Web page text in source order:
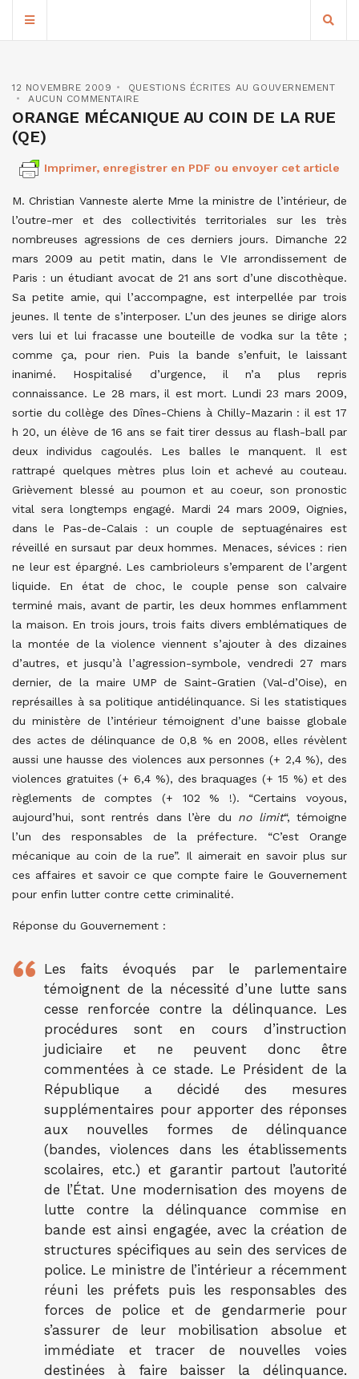
12 NOVEMBRE 2009
QUESTIONS ÉCRITES AU GOUVERNEMENT
AUCUN COMMENTAIRE
ORANGE MÉCANIQUE AU COIN DE LA RUE
(QE)
Imprimer, enregistrer en PDF ou envoyer cet article
M. Christian Vanneste alerte Mme la ministre de l’intérieur, de
l’outre-mer et des collectivités territoriales sur les très
nombreuses agressions de ces derniers jours. Dimanche 22
mars 2009 au petit matin, dans le VIe arrondissement de
Paris : un étudiant avocat de 21 ans sort d’une discothèque.
Sa petite amie, qui l’accompagne, est interpellée par trois
jeunes. Il tente de s’interposer. L’un des jeunes se dirige alors
vers lui et lui fracasse une bouteille de vodka sur la tête ;
comme ça, pour rien. Puis la bande s’enfuit, le laissant
inanimé. Hospitalisé d’urgence, il n’a plus repris
connaissance. Le 28 mars, il est mort. Lundi 23 mars 2009,
sortie du collège des Dînes-Chiens à Chilly-Mazarin : il est 17
h 20, un élève de 16 ans se fait tirer dessus au flash-ball par
deux individus cagoulés. Les balles le manquent. Il est
rattrapé quelques mètres plus loin et achevé au couteau.
Grièvement blessé au poumon et au coeur, son pronostic
vital sera longtemps engagé. Mardi 24 mars 2009, Oignies,
dans le Pas-de-Calais : un couple de septuagénaires est
réveillé en sursaut par deux hommes. Menaces, sévices : rien
ne leur est épargné. Les cambrioleurs s’emparent de l’argent
liquide. En état de choc, le couple pense son calvaire
terminé mais, avant de partir, les deux hommes enflamment
la maison. En trois jours, trois faits divers emblématiques de
la montée de la violence viennent s’ajouter à des dizaines
d’autres, et jusqu’à l’agression-symbole, vendredi 27 mars
dernier, de la maire UMP de Saint-Gratien (Val-d’Oise), en
représailles à sa politique antidélinquance. Si les statistiques
du ministère de l’intérieur témoignent d’une baisse globale
des actes de délinquance de 0,8 % en 2008, elles révèlent
aussi une hausse des violences aux personnes (+ 2,4 %), des
violences gratuites (+ 6,4 %), des braquages (+ 15 %) et des
règlements de comptes (+ 102 % !). “Certains voyous,
aujourd’hui, sont rentrés dans l’ère du no limit“, témoigne
l’un des responsables de la préfecture. “C’est Orange
mécanique au coin de la rue”. Il aimerait en savoir plus sur
ces affaires et savoir ce que compte faire le Gouvernement
pour enfin lutter contre cette criminalité.
Réponse du Gouvernement :
Les faits évoqués par le parlementaire
témoignent de la nécessité d’une lutte sans
cesse renforcée contre la délinquance. Les
procédures sont en cours d’instruction
judiciaire et ne peuvent donc être
commentées à ce stade. Le Président de la
République a décidé des mesures
supplémentaires pour apporter des réponses
aux nouvelles formes de délinquance
(bandes, violences dans les établissements
scolaires, etc.) et garantir partout l’autorité
de l’État. Une modernisation des moyens de
lutte contre la délinquance commise en
bande est ainsi engagée, avec la création de
structures spécifiques au sein des services de
police. Le ministre de l’intérieur a récemment
réuni les préfets puis les responsables des
forces de police et de gendarmerie pour
s’assurer de leur mobilisation absolue et
immédiate et tracer de nouvelles voies
destinées à faire baisser la délinquance.